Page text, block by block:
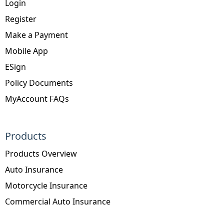
Products
Products Overview
Auto Insurance
Motorcycle Insurance
Commercial Auto Insurance
Login
Register
Make a Payment
Mobile App
ESign
Policy Documents
MyAccount FAQs